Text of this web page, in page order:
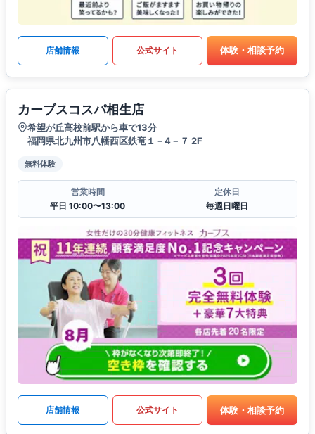
店舗情報 公式サイト 体験・相談予約
カーブスコスパ相生店
希望が丘高校前駅から車で13分
福岡県北九州市八幡西区鉄竜１－4－７ 2F
無料体験
営業時間
平日 10:00〜13:00
定休日
毎週日曜日
店舗情報 公式サイト 体験・相談予約